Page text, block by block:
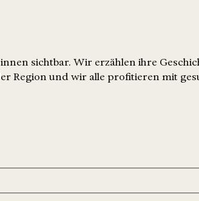
sichtbar. Wir erzählen ihre
Region und wir alle profitieren mit